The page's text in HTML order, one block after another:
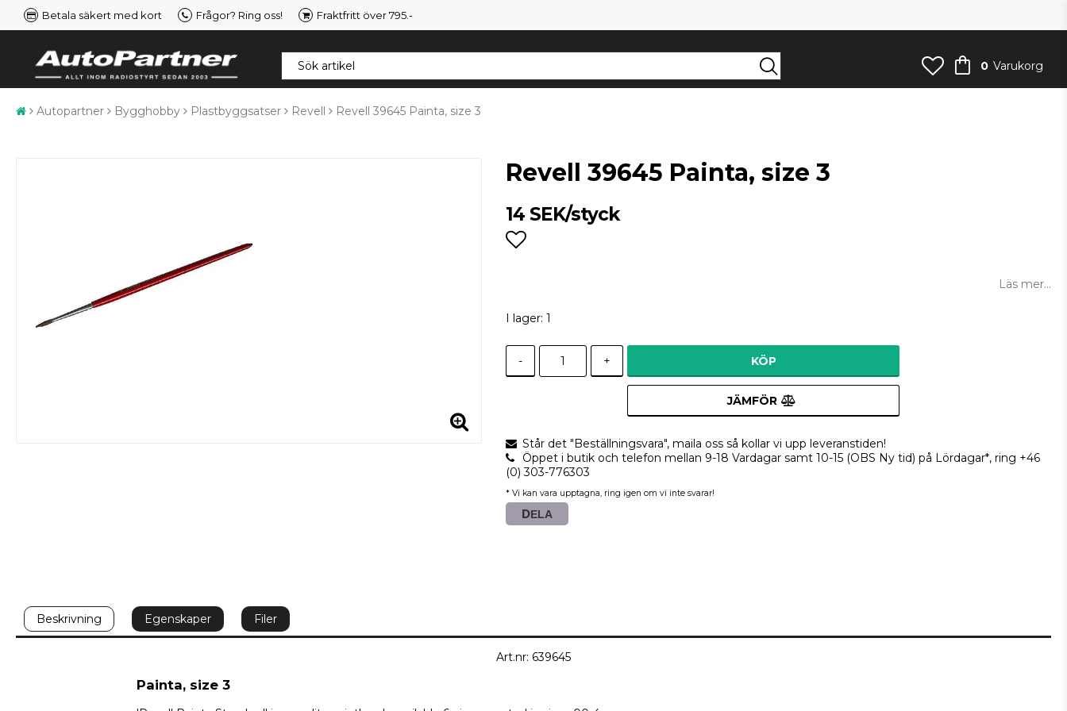
Betala säkert med kort Frågor? Ring oss! Fraktfritt över 795.-
0 Varukorg
Autopartner Bygghobby Plastbyggsatser Revell Revell 39645 Painta, size 3
Revell 39645 Painta, size 3
14 SEK/styck
Läs mer...
I lager: 1
- + KÖP
JÄMFÖR
Står det "Beställningsvara", maila oss så kollar vi upp leveranstiden!
Öppet i butik och telefon mellan 9-18 Vardagar samt 10-15 (OBS Ny tid) på Lördagar*, ring +46
(0) 303-776303
* Vi kan vara upptagna, ring igen om vi inte svarar!
DELA
Beskrivning Egenskaper Filer
Art.nr: 639645
Painta, size 3